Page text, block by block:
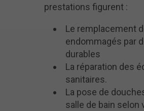
prestations figurent :
Le remplacement
endommagés par
durables
La réparation des
sanitaires.
La pose de
salle de bain